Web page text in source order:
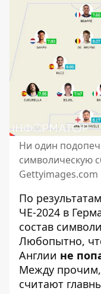
Ни один
символическую
Gettyimages.com
По
ЧЕ-2024 в
состав
Любопытно,
Англии не
Между
считают